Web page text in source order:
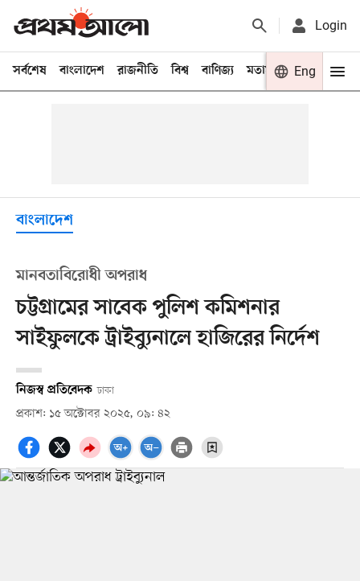
Login
সর্বশেষ বাংলাদেশ রাজনীতি বিশ্ব বাণিজ্য মতামত খেলা
Eng
বাংলাদেশ
মানবতাবিরোধী অপরাধ
চট্টগ্রামের সাবেক পুলিশ কমিশনার
সাইফুলকে ট্রাইব্যুনালে হাজিরের নির্দেশ
নিজস্ব প্রতিবেদক ঢাকা
প্রকাশ: ১৫ অক্টোবর ২০২৫, ০৯: ৪২